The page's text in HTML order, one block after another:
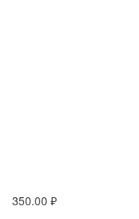
350.00 ₽